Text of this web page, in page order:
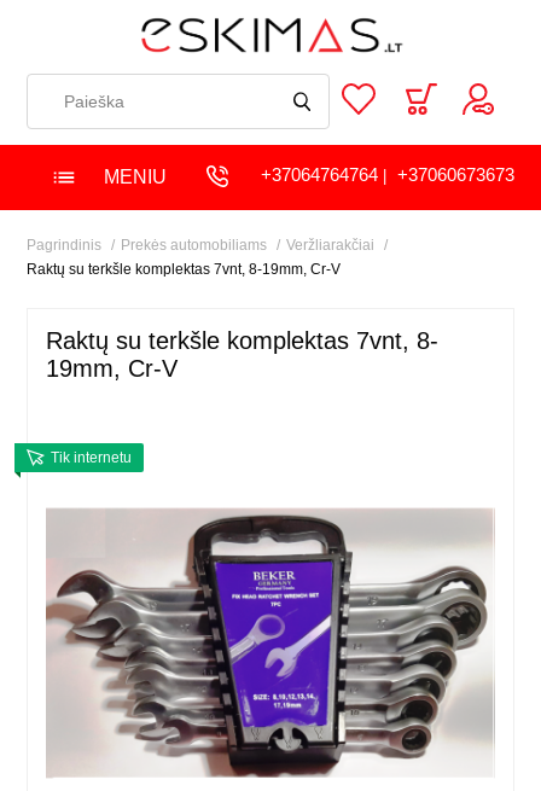
MENIU +37064764764| +37060673673
Pagrindinis Prekės automobiliams
Veržliarakčiai
Raktų su terkšle komplektas 7vnt, 8-19mm, Cr-V
Raktų su terkšle komplektas 7vnt, 8-
19mm, Cr-V
Tik internetu